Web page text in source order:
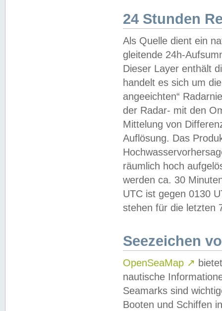
24 Stunden
Als Quelle dient ein
gleitende 24h-
Dieser Layer enthält
handelt es sich um
angeeichten“
der Radar- mit den
Mittelung von
Auflösung. Das
räumlich hoch
werden ca. 30
UTC ist gegen 0130
stehen für die letzten
Seezeichen
OpenSeaMap ↗
nautische
Seamarks sind
Booten und Schiffen